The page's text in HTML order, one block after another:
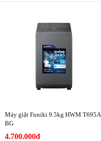
Máy giặt Funiki 9.5kg HWM T695A
BG
4.700.000đ